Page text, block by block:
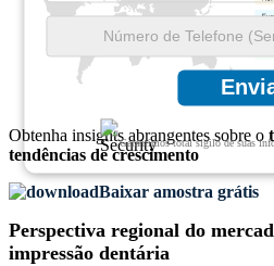
Garantimos total sigilo de suas
Obtenha insights abrangentes sobre o
tendências de crescimento
Baixar amostra grátis
Perspectiva regional do
impressão dentária